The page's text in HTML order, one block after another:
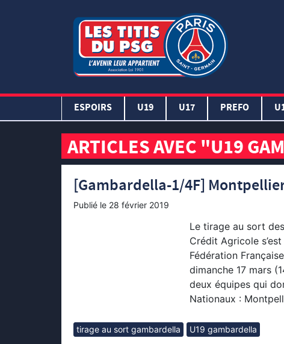
ESPOIRS U19 U17 PREFO
ARTICLES AVEC "U19
[Gambardella-1/4F]
Publié le 28 février 2019
Le tirage au sort
Crédit Agricole
Fédération
dimanche 17 mars
deux équipes qui
Nationaux :
tirage au sort gambardella U19 gambardella